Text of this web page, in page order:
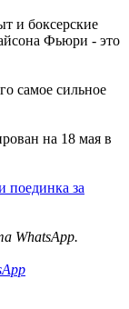
и боксерские
Фьюри - это
самое сильное
на 18 мая в
поединка за
WhatsApp.